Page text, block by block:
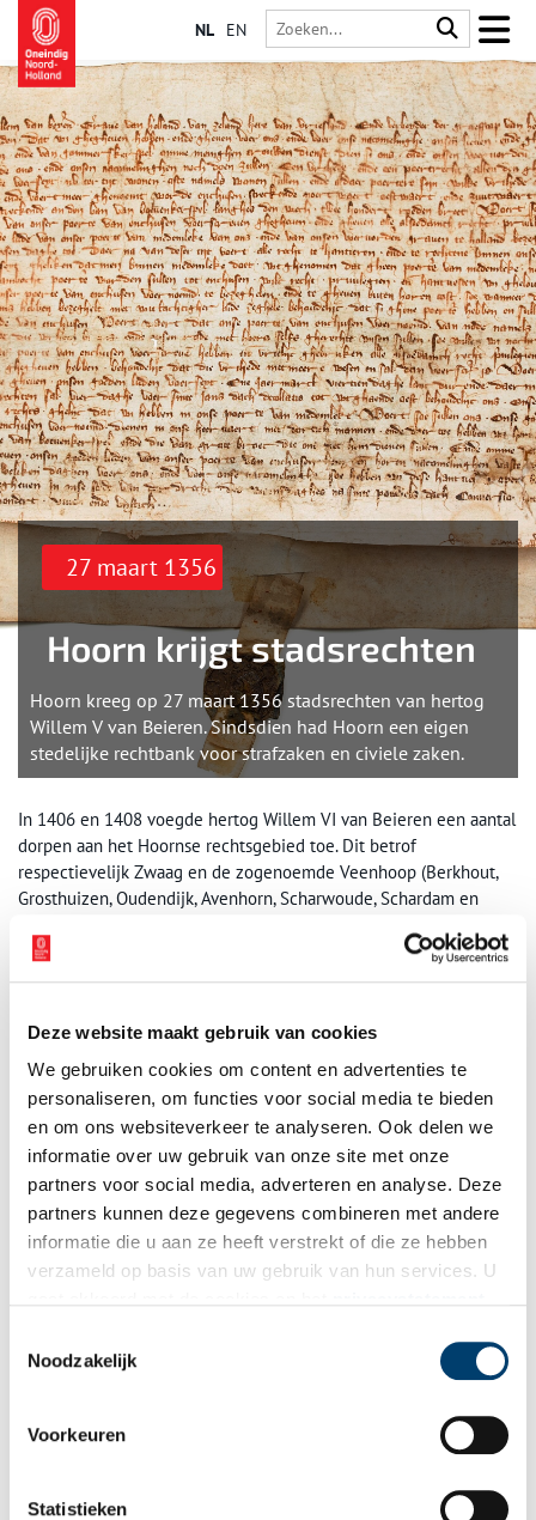
Deze website maakt gebruik van cookies
We gebruiken cookies om content en advertenties te
personaliseren, om functies voor social media te bieden
en om ons websiteverkeer te analyseren. Ook delen we
informatie over uw gebruik van onze site met onze
partners voor social media, adverteren en analyse. Deze
partners kunnen deze gegevens combineren met andere
informatie die u aan ze heeft verstrekt of die ze hebben
verzameld op basis van uw gebruik van hun services. U
Noodzakelijk
Voorkeuren
Statistieken
NL EN
27 maart 1356
Hoorn krijgt stadsrechten
Hoorn kreeg op 27 maart 1356 stadsrechten van hertog
Willem V van Beieren. Sindsdien had Hoorn een eigen
stedelijke rechtbank voor strafzaken en civiele zaken.
In 1406 en 1408 voegde hertog Willem VI van Beieren een aantal
dorpen aan het Hoornse rechtsgebied toe. Dit betrof
respectievelijk Zwaag en de zogenoemde Veenhoop (Berkhout,
Grosthuizen, Oudendijk, Avenhorn, Scharwoude, Schardam en
in 1436 ten slotte ook de dorpen van de voormalige stede
Wognum (Hauwert, Nibbixwoud, Wadway en Wognum). De dorpen
vertegenwoordigd.
Ook tijdens de Bataafse Republiek (1795-1806) en het koninkrijk
Holland (1806-1810) behield Hoorn zijn eigen rechtbank. De
invoering van de Franse wetgeving in maart 1811 betekende de
opheffing van de stedelijke rechtbanken en de liquidatie van de
middeleeuwse privileges die daaraan ten grondslag lagen. In de
plaats daarvan kwam het stelsel van rechtspraak dat in grote
lijnen nog altijd bestaat.
Bron:Westfries Archief
6 redenen voor een bezoek aan Hoorn